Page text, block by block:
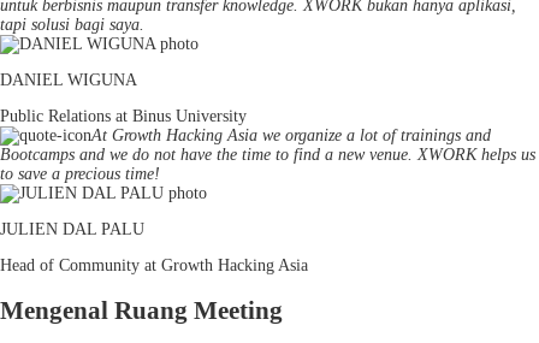
untuk berbisnis maupun transfer knowledge. XWORK bukan hanya aplikasi,
tapi solusi bagi saya.
DANIEL WIGUNA
Public Relations at Binus University
At Growth Hacking Asia we organize a lot of trainings and
Bootcamps and we do not have the time to find a new venue. XWORK helps us
to save a precious time!
JULIEN DAL PALU
Head of Community at Growth Hacking Asia
Mengenal Ruang Meeting